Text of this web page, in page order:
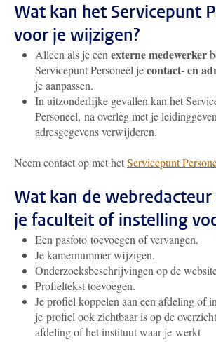
Wat kan het Servicepunt
voor je wijzigen?
Alleen als je een externe medewerker
Servicepunt Personeel jecontact- en
je aanpassen.
In uitzonderlijke gevallen kan het
Personeel, na overleg met je
adresgegevens verwijderen.
Neem contact op met hetServicepunt
Wat kan de webredacteur
je faculteit of instelling
Een pasfoto toevoegen of vervangen.
Je kamernummer wijzigen.
Onderzoeksbeschrijvingen op de
Profieltekst toevoegen.
Je profiel koppelen aan een afdeling of
je profiel ook zichtbaar is op de
afdeling of het instituut waar je werkt